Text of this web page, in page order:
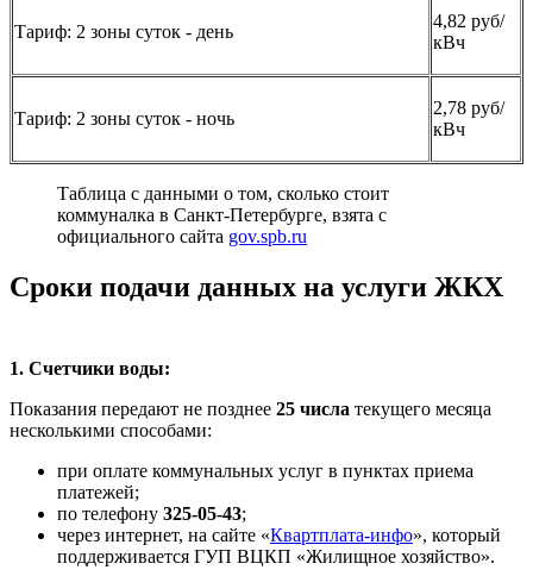
Тариф: 2 зоны суток - день
4,82 руб/
кВч
Тариф: 2 зоны суток - ночь
2,78 руб/
кВч
Таблица с данными о том, сколько стоит
коммуналка в Санкт-Петербурге, взята с
официального сайта gov.spb.ru
Сроки подачи данных на услуги ЖКХ
1. Счетчики воды:
Показания передают не позднее 25 числа текущего месяца
несколькими способами:
при оплате коммунальных услуг в пунктах приема
платежей;
по телефону 325-05-43;
через интернет, на сайте «Квартплата-инфо», который
поддерживается ГУП ВЦКП «Жилищное хозяйство».